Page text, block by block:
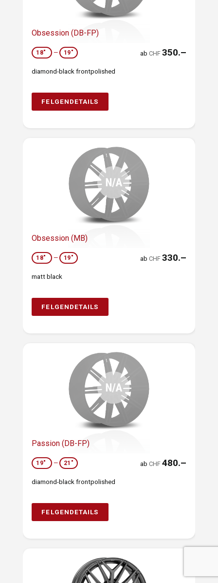
Obsession (DB-FP)
18" — 19" abCHF 350.–
diamond-black frontpolished
FELGENDETAILS
Obsession (MB)
18" — 19" abCHF 330.–
matt black
FELGENDETAILS
Passion (DB-FP)
19" — 21" abCHF 480.–
diamond-black frontpolished
FELGENDETAILS